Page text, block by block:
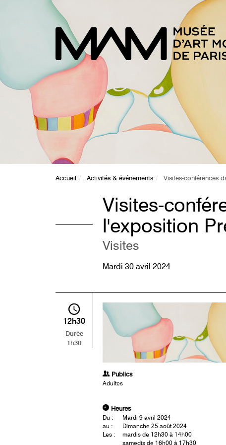
Accueil Activités & événements Visites-conférences
Visites-
l'exposition
Visites
Mardi 30 avril 2024
12h30
Durée
1h30
Publics
Adultes
Heures
Du :
Mardi 9 avril 2024
au :
Dimanche 25 août 2024
Les :
mardis de 12h30 à 14h00
samedis de 16h00 à 17h30